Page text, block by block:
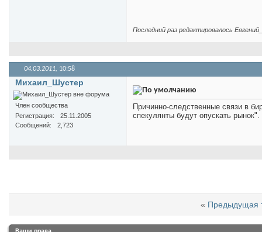
Последний раз редактировалось
04.03.2011, 10:58
Михаил_Шустер
Член сообщества
Регистрация
25.11.2005
Сообщений
2,723
Причинно-следственные связи в
спекулянты будут опускать
« Предыдущая